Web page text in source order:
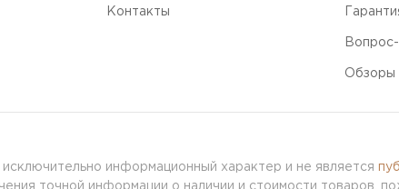
Контакты
Обзоры
информационный характер и не является
точной информации о наличии и стоимости товаров,